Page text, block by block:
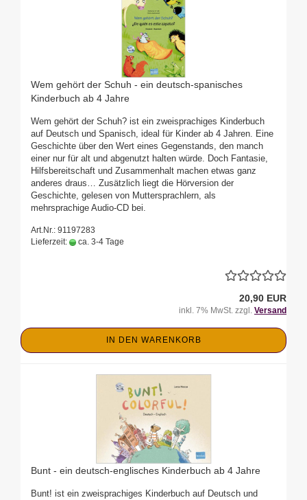
Wem gehört der Schuh - ein deutsch-spanisches
Kinderbuch ab 4 Jahre
Wem gehört der Schuh? ist ein zweisprachiges Kinderbuch
auf Deutsch und Spanisch, ideal für Kinder ab 4 Jahren. Eine
Geschichte über den Wert eines Gegenstands, den manch
einer nur für alt und abgenutzt halten würde. Doch Fantasie,
Hilfsbereitschaft und Zusammenhalt machen etwas ganz
anderes draus… Zusätzlich liegt die Hörversion der
Geschichte, gelesen von Muttersprachlern, als
mehrsprachige Audio-CD bei.
Art.Nr.: 91197283
Lieferzeit:
ca. 3-4 Tage
20,90 EUR
inkl. 7% MwSt. zzgl. Versand
IN DEN WARENKORB
Bunt - ein deutsch-englisches Kinderbuch ab 4 Jahre
Bunt! ist ein zweisprachiges Kinderbuch auf Deutsch und